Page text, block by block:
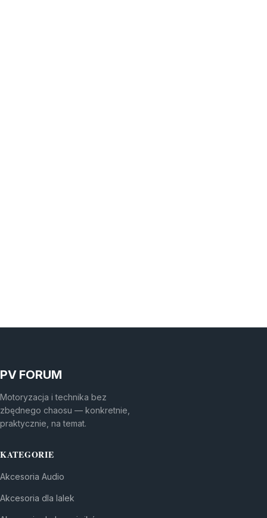
PV FORUM
Motoryzacja i technika bez
zbędnego chaosu — konkretnie,
praktycznie, na temat.
KATEGORIE
Akcesoria Audio
Akcesoria dla lalek